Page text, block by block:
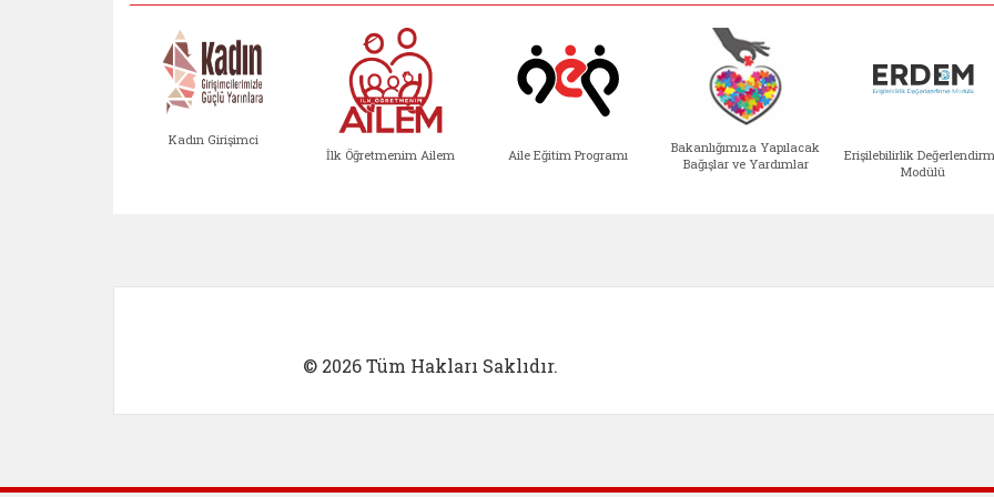
Kadın Girişimci
İlk Öğretmenim Ailem Aile Eğitim Programı
Bakanlığımıza Yapılacak
Bağışlar ve Yardımlar
Erişilebilirlik
Modülü
© 2026 Tüm Hakları Saklıdır.